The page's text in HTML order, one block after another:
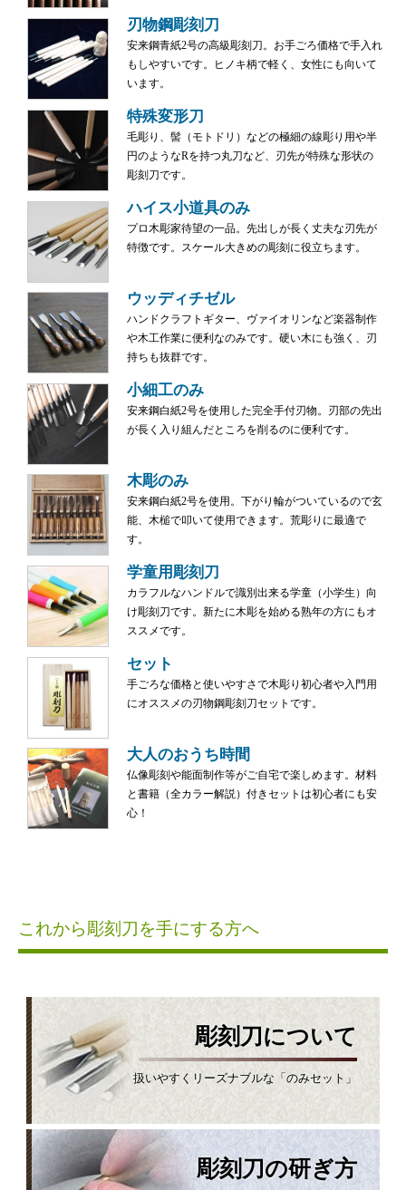
刃物鋼彫刻刀
安来鋼青紙2号の高級彫刻刀。お手ごろ価格で手入れ
もしやすいです。ヒノキ柄で軽く、女性にも向いて
います。
特殊変形刀
毛彫り、髻（モトドリ）などの極細の線彫り用や半
円のようなRを持つ丸刀など、刃先が特殊な形状の
彫刻刀です。
ハイス小道具のみ
プロ木彫家待望の一品。先出しが長く丈夫な刃先が
特徴です。スケール大きめの彫刻に役立ちます。
ウッディチゼル
ハンドクラフトギター、ヴァイオリンなど楽器制作
や木工作業に便利なのみです。硬い木にも強く、刃
持ちも抜群です。
小細工のみ
安来鋼白紙2号を使用した完全手付刃物。刃部の先出
が長く入り組んだところを削るのに便利です。
木彫のみ
安来鋼白紙2号を使用。下がり輪がついているので玄
能、木槌で叩いて使用できます。荒彫りに最適で
す。
学童用彫刻刀
カラフルなハンドルで識別出来る学童（小学生）向
け彫刻刀です。新たに木彫を始める熟年の方にもオ
ススメです。
セット
手ごろな価格と使いやすさで木彫り初心者や入門用
にオススメの刃物鋼彫刻刀セットです。
大人のおうち時間
仏像彫刻や能面制作等がご自宅で楽しめます。材料
と書籍（全カラー解説）付きセットは初心者にも安
心！
これから彫刻刀を手にする方へ
彫刻刀について
扱いやすくリーズナブルな「のみセット」
彫刻刀の研ぎ方